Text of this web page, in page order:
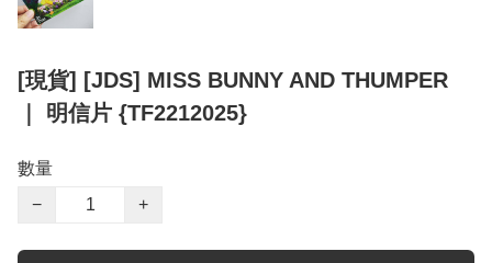
[現貨] [JDS] MISS BUNNY AND THUMPER
｜ 明信片 {TF2212025}
數量
−
+